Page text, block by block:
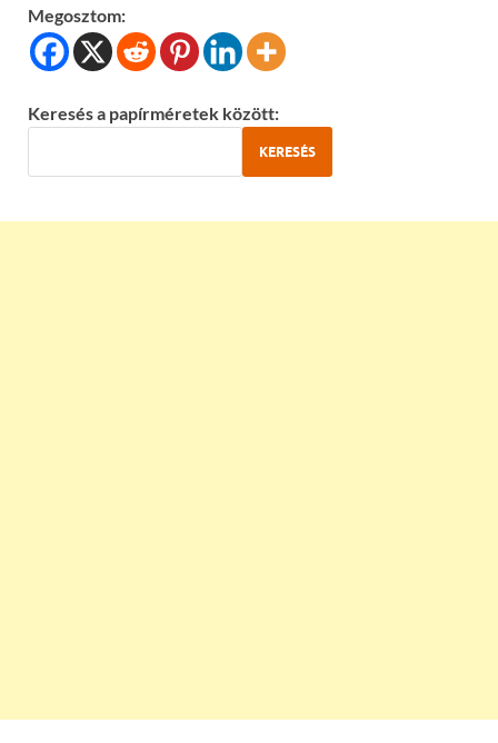
Megosztom:
Keresés a papírméretek között:
KERESÉS